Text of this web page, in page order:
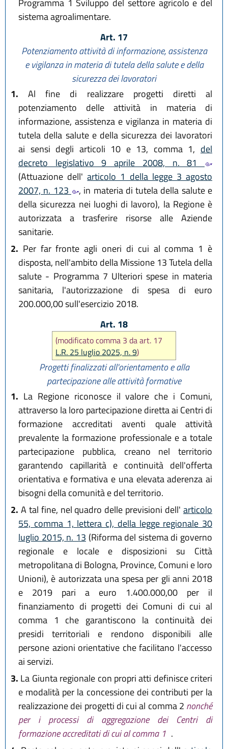
Programma 1 Sviluppo del settore agricolo e del
sistema agroalimentare.
Art. 17
Potenziamento attività di informazione, assistenza
e vigilanza in materia di tutela della salute e della
sicurezza dei lavoratori
1. Al fine di realizzare progetti diretti al
potenziamento delle attività in materia di
informazione, assistenza e vigilanza in materia di
tutela della salute e della sicurezza dei lavoratori
ai sensi degli articoli 10 e 13, comma 1, del
decreto legislativo 9 aprile 2008, n. 81
(Attuazione dell'articolo 1 della legge 3 agosto
2007, n. 123
, in materia di tutela della salute e
della sicurezza nei luoghi di lavoro), la Regione è
autorizzata a trasferire risorse alle Aziende
sanitarie.
2. Per far fronte agli oneri di cui al comma 1 è
disposta, nell'ambito della Missione 13 Tutela della
salute - Programma 7 Ulteriori spese in materia
sanitaria, l'autorizzazione di spesa di euro
200.000,00 sull'esercizio 2018.
Art. 18
(modificato comma 3 da art. 17
L.R. 25 luglio 2025, n. 9)
Progetti finalizzati all'orientamento e alla
partecipazione alle attività formative
1. La Regione riconosce il valore che i Comuni,
attraverso la loro partecipazione diretta ai Centri di
formazione accreditati aventi quale attività
prevalente la formazione professionale e a totale
partecipazione pubblica, creano nel territorio
garantendo capillarità e continuità dell'offerta
orientativa e formativa e una elevata aderenza ai
bisogni della comunità e del territorio.
2. A tal fine, nel quadro delle previsioni dell' articolo
55, comma 1, lettera c), della legge regionale 30
luglio 2015, n. 13 (Riforma del sistema di governo
regionale e locale e disposizioni su Città
metropolitana di Bologna, Province, Comuni e loro
Unioni), è autorizzata una spesa per gli anni 2018
e 2019 pari a euro 1.400.000,00 per il
finanziamento di progetti dei Comuni di cui al
comma 1 che garantiscono la continuità dei
presidi territoriali e rendono disponibili alle
persone azioni orientative che facilitano l'accesso
ai servizi.
3. La Giunta regionale con propri atti definisce criteri
e modalità per la concessione dei contributi per la
realizzazione dei progetti di cui al comma 2 nonché
per i processi di aggregazione dei Centri di
formazione accreditati di cui al comma 1 .